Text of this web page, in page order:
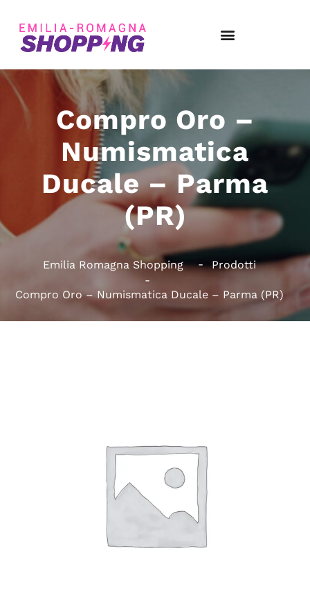
Compro Oro –
Numismatica
Ducale – Parma
(PR)
Emilia Romagna Shopping Prodotti
Compro Oro – Numismatica Ducale – Parma (PR)